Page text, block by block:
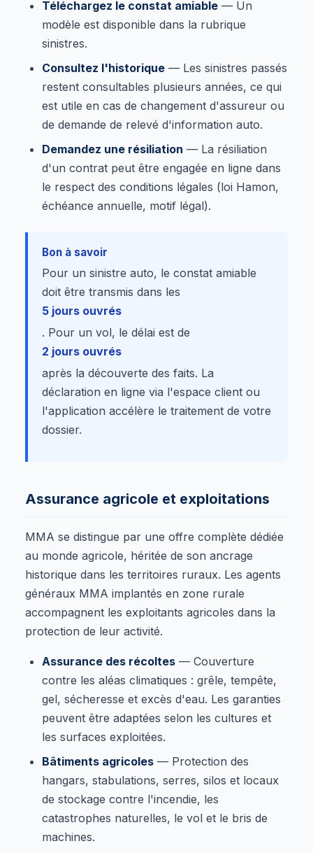
Téléchargez le constat amiable — Un
modèle est disponible dans la rubrique
sinistres.
Consultez l'historique — Les sinistres passés
restent consultables plusieurs années, ce qui
est utile en cas de changement d'assureur ou
de demande de relevé d'information auto.
Demandez une résiliation — La résiliation
d'un contrat peut être engagée en ligne dans
le respect des conditions légales (loi Hamon,
échéance annuelle, motif légal).
Bon à savoir
Pour un sinistre auto, le constat amiable
doit être transmis dans les
5 jours ouvrés
. Pour un vol, le délai est de
2 jours ouvrés
après la découverte des faits. La
déclaration en ligne via l'espace client ou
l'application accélère le traitement de votre
dossier.
Assurance agricole et exploitations
MMA se distingue par une offre complète dédiée
au monde agricole, héritée de son ancrage
historique dans les territoires ruraux. Les agents
généraux MMA implantés en zone rurale
accompagnent les exploitants agricoles dans la
protection de leur activité.
Assurance des récoltes — Couverture
contre les aléas climatiques : grêle, tempête,
gel, sécheresse et excès d'eau. Les garanties
peuvent être adaptées selon les cultures et
les surfaces exploitées.
Bâtiments agricoles — Protection des
hangars, stabulations, serres, silos et locaux
de stockage contre l'incendie, les
catastrophes naturelles, le vol et le bris de
machines.